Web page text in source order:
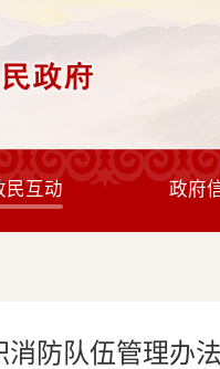
民互动 政府
防队伍管理办